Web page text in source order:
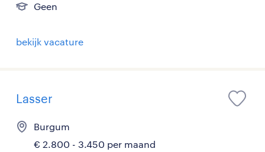
Geen
bekijk vacature
Lasser
Burgum
€ 2.800 - 3.450 per maand